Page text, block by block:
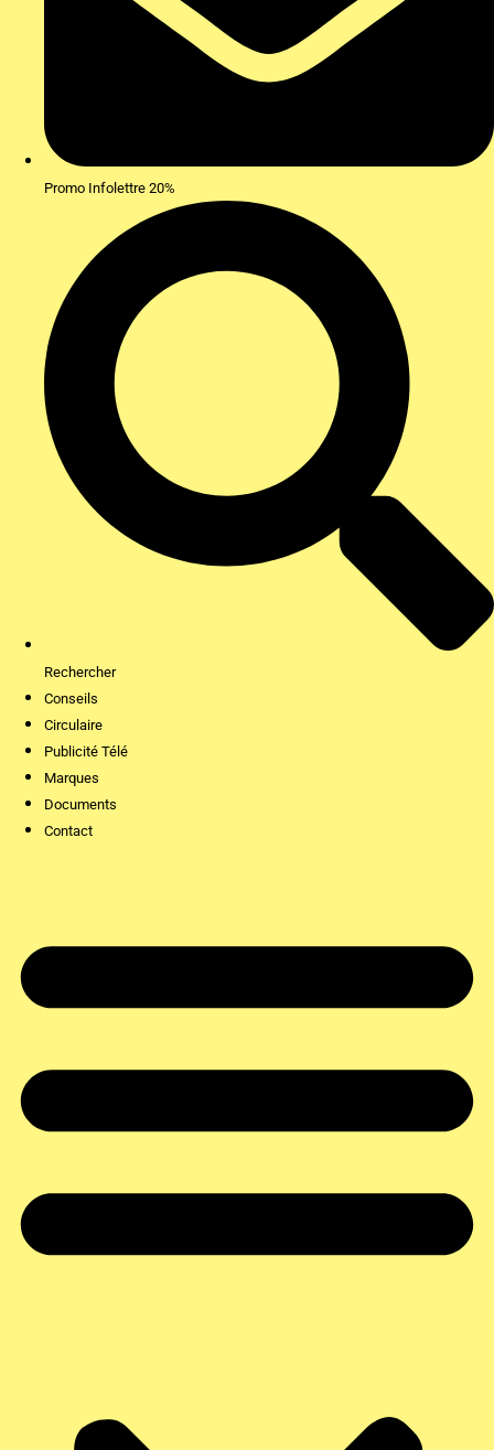
Promo Infolettre 20%
Rechercher
Conseils
Circulaire
Publicité Télé
Marques
Documents
Contact